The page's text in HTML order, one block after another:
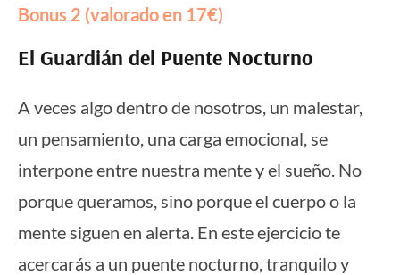
Bonus 2 (valorado en 17€)
El Guardián del Puente Nocturno
A veces algo dentro de nosotros, un malestar,
un pensamiento, una carga emocional, se
interpone entre nuestra mente y el sueño. No
porque queramos, sino porque el cuerpo o la
mente siguen en alerta. En este ejercicio te
acercarás a un puente nocturno, tranquilo y